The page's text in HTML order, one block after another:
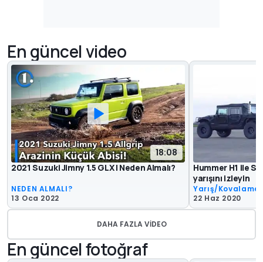
En güncel video
18:08
2021 Suzuki Jimny 1.5 GLX | Neden Almalı?
NEDEN ALMALI?
13 Oca 2022
Hummer H1 ile
yarışını izleyin
Yarış/
22 Haz 2020
DAHA FAZLA VIDEO
En güncel fotoğraf